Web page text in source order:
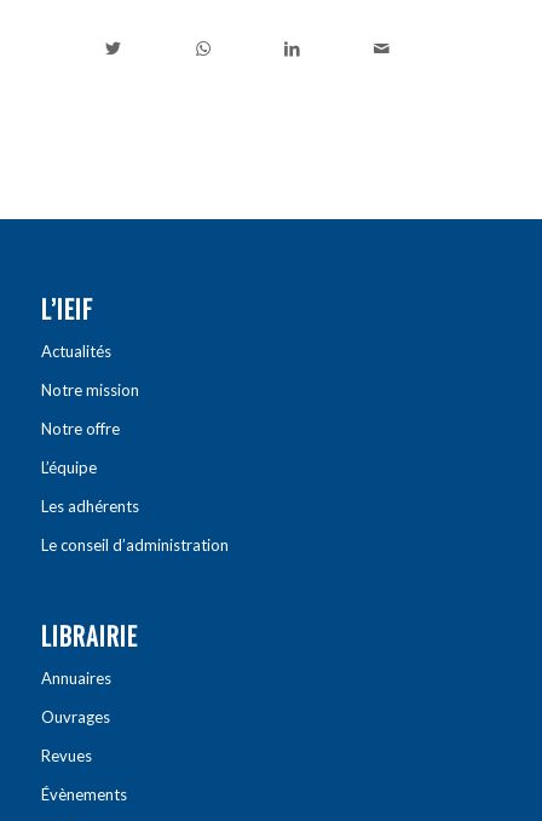
L’IEIF
Actualités
Notre mission
Notre offre
L’équipe
Les adhérents
Le conseil d’administration
LIBRAIRIE
Annuaires
Ouvrages
Revues
Évènements